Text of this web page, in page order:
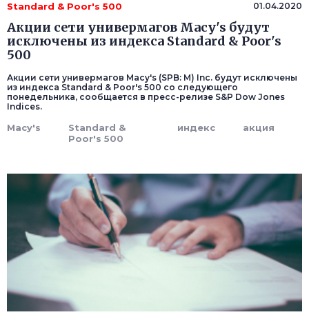
Standard & Poor's 500 01.04.2020
Акции сети универмагов Macy's будут
исключены из индекса Standard & Poor's
500
Акции сети универмагов Macy's (SPB: M) Inc. будут исключены
из индекса Standard & Poor's 500 со следующего
понедельника, сообщается в пресс-релизе S&P Dow Jones
Indices.
Macy's
Standard &
Poor's 500
индекс акция